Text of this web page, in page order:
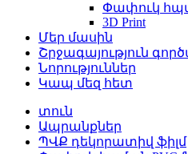
Փափուկ
3D Print
Մեր մասին
Շրջագայություն
Նորություններ
Կապ մեզ հետ
տուն
Ապրանքներ
ՊՎՔ դեկորատիվ ֆիլմ